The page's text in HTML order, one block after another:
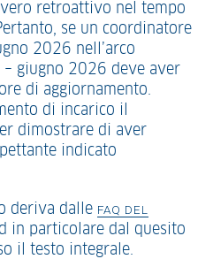
retroattivo nel tempo
se un coordinatore
2026 nell’arco
giugno 2026 deve aver
di aggiornamento.
di incarico il
dimostrare di aver
indicato
deriva dalle FAQ DEL
in particolare dal quesito
il testo integrale.